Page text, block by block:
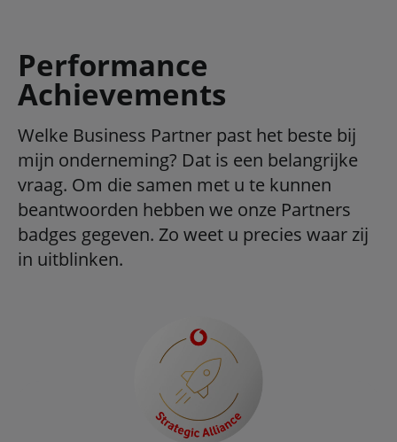
Performance
Achievements
Welke Business Partner past het beste bij
mijn onderneming? Dat is een belangrijke
vraag. Om die samen met u te kunnen
beantwoorden hebben we onze Partners
badges gegeven. Zo weet u precies waar zij
in uitblinken.